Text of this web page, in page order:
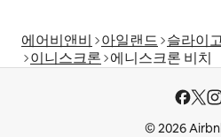
에어비앤비 아일랜드 슬라이
이니스크론 에니스크론 비치
© 2026